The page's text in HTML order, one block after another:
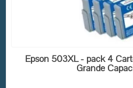
EN
Epson 503XL - pack 4
Grande